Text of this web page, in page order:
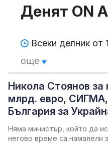
Денят ON
Всеки делник от
още
Никола Стоянов за
млрд. евро,
България за
Няма министър, който да
негово време са намалели